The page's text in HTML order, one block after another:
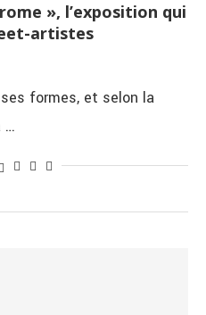
», l’exposition qui
artistes
formes, et selon la
…